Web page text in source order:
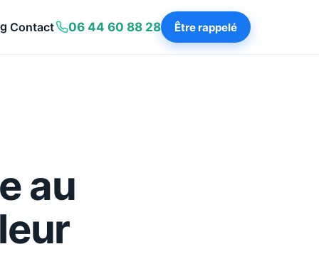
Contact 06 44 60 88 28 Être rappelé
au